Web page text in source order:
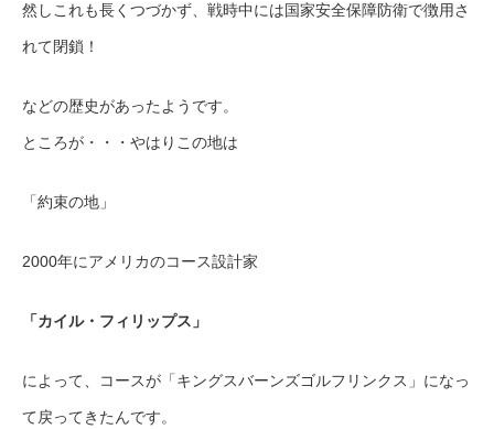
然しこれも長くつづかず、戦時中には国家安全保障防衛で徴用さ
れて閉鎖！
などの歴史があったようです。
ところが・・・やはりこの地は
「約束の地」
2000年にアメリカのコース設計家
「カイル・フィリップス」
によって、コースが「キングスバーンズゴルフリンクス」になっ
て戻ってきたんです。